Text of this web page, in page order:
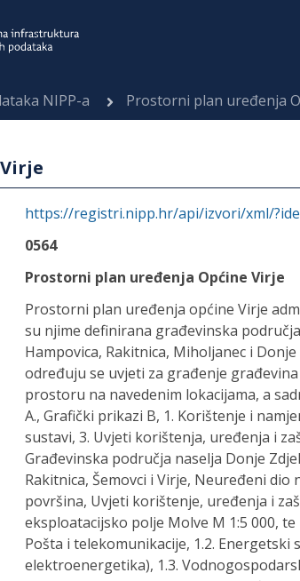
NIPP-a Prostorni plan uređenja
https://registri.nipp.hr/api/izvori/xml/
0564
Prostorni plan uređenja Općine Virje
Prostorni plan uređenja općine Virje
su njime definirana građevinska
Hampovica, Rakitnica, Miholjanec i
određuju se uvjeti za građenje
prostoru na navedenim lokacijama, a
A., Grafički prikazi B, 1. Korištenje i
sustavi, 3. Uvjeti korištenja, uređenja i
Građevinska područja naselja Donje
Rakitnica, Šemovci i Virje, Neuređeni
površina, Uvjeti korištenje, uređenja i
eksploatacijsko polje Molve M 1:5 000,
Pošta i telekomunikacije, 1.2. Energetski
elektroenergetika), 1.3.